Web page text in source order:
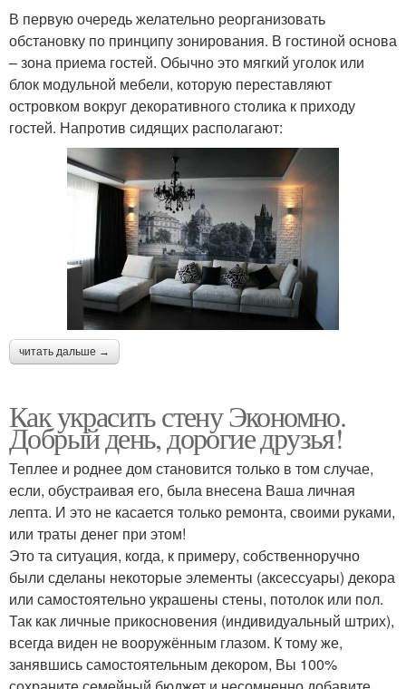
В первую очередь желательно реорганизовать
обстановку по принципу зонирования. В гостиной основа
– зона приема гостей. Обычно это мягкий уголок или
блок модульной мебели, которую переставляют
островком вокруг декоративного столика к приходу
гостей. Напротив сидящих располагают:
читать дальше →
Как украсить стену Экономно.
Добрый день, дорогие друзья!
Теплее и роднее дом становится только в том случае,
если, обустраивая его, была внесена Ваша личная
лепта. И это не касается только ремонта, своими руками,
или траты денег при этом!
Это та ситуация, когда, к примеру, собственноручно
были сделаны некоторые элементы (аксессуары) декора
или самостоятельно украшены стены, потолок или пол.
Так как личные прикосновения (индивидуальный штрих),
всегда виден не вооружённым глазом. К тому же,
занявшись самостоятельным декором, Вы 100%